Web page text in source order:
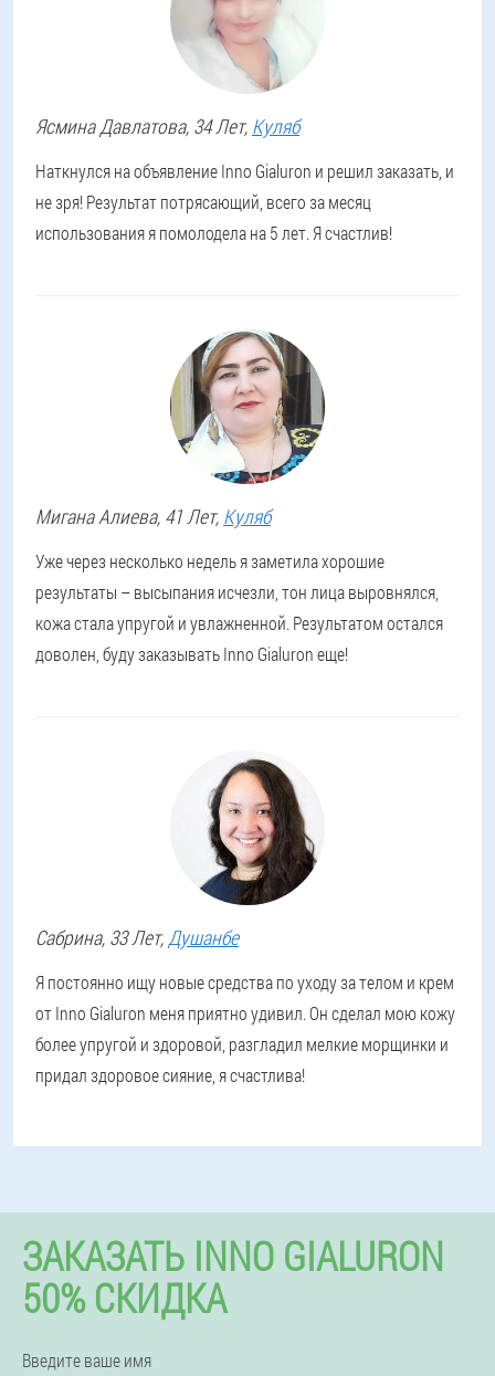
ЯсминаДавлатова, 34 Лет, Куляб
Наткнулся на объявление Inno Gialuron и решил заказать, и
не зря! Результат потрясающий, всего за месяц
использования я помолодела на 5 лет. Я счастлив!
МиганаАлиева, 41 Лет, Куляб
Уже через несколько недель я заметила хорошие
результаты – высыпания исчезли, тон лица выровнялся,
кожа стала упругой и увлажненной. Результатом остался
доволен, буду заказывать Inno Gialuron еще!
Сабрина, 33 Лет,Душанбе
Я постоянно ищу новые средства по уходу за телом и крем
от Inno Gialuron меня приятно удивил. Он сделал мою кожу
более упругой и здоровой, разгладил мелкие морщинки и
придал здоровое сияние, я счастлива!
ЗАКАЗАТЬ INNO GIALURON
50% СКИДКА
Введите ваше имя